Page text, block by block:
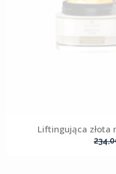
Liftingująca złota